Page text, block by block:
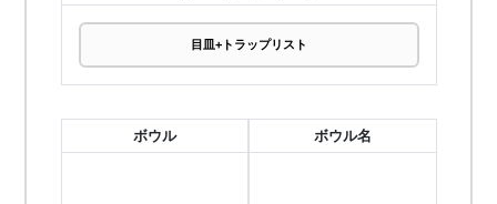
目皿+トラップリスト
ボウル ボウル名